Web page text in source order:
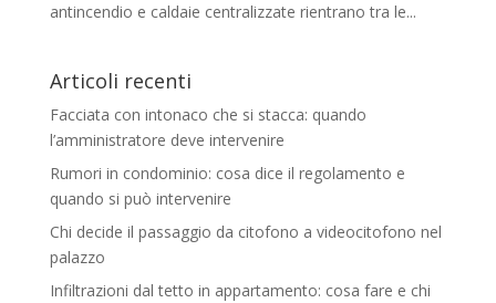
antincendio e caldaie centralizzate rientrano tra le...
Articoli recenti
Facciata con intonaco che si stacca: quando
l’amministratore deve intervenire
Rumori in condominio: cosa dice il regolamento e
quando si può intervenire
Chi decide il passaggio da citofono a videocitofono nel
palazzo
Infiltrazioni dal tetto in appartamento: cosa fare e chi